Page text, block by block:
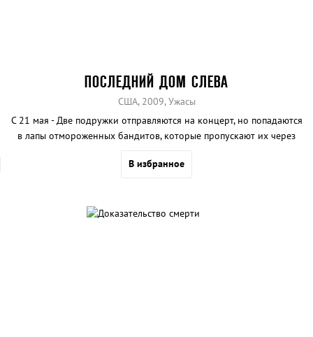
ПОСЛЕДНИЙ ДОМ СЛЕВА
США, 2009, Ужасы
С 21 мая - Две подружки отправляются на концерт, но попадаются
в лапы отмороженных бандитов, которые пропускают их через
В избранное